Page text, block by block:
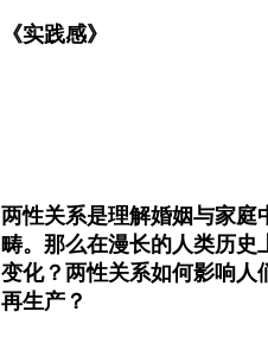
《实践感》
两性关系是理解婚姻与家庭
畴。那么在漫长的人类历史
变化？两性关系如何影响人
再生产？